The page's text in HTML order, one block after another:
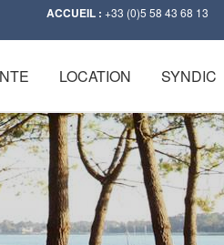
ACCUEIL : +33 (0)5 58 43 68 13
LOCATION SYNDIC